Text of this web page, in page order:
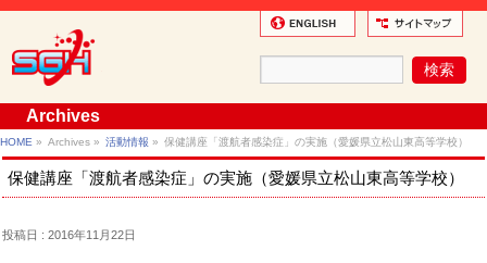
Archives
HOME » Archives » 活動情報 » 保健講座「渡航者感染症」の実施（愛媛県立松山東高等学校）
保健講座「渡航者感染症」の実施（愛媛県立松山東高等学校）
投稿日 : 2016年11月22日